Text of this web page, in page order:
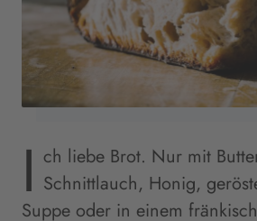
I ch liebe Brot. Nur mit
Schnittlauch, Honig,
Suppe oder in einem